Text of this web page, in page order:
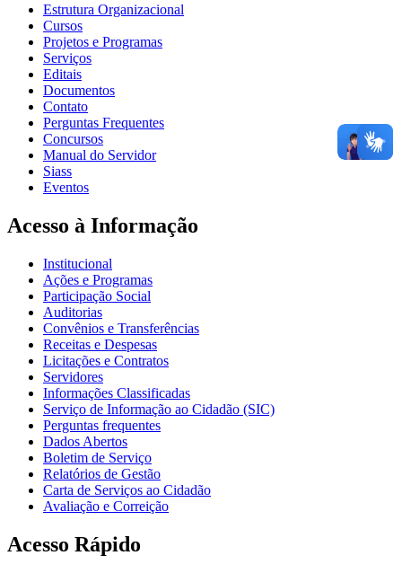
Estrutura Organizacional
Cursos
Projetos e Programas
Serviços
Editais
Documentos
Contato
Perguntas Frequentes
Concursos
Manual do Servidor
Siass
Eventos
Acesso à Informação
Institucional
Ações e Programas
Participação Social
Auditorias
Convênios e Transferências
Receitas e Despesas
Licitações e Contratos
Servidores
Informações Classificadas
Serviço de Informação ao Cidadão (SIC)
Perguntas frequentes
Dados Abertos
Boletim de Serviço
Relatórios de Gestão
Carta de Serviços ao Cidadão
Avaliação e Correição
Acesso Rápido